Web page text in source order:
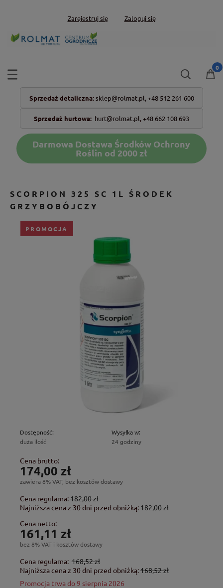
Zarejestruj się Zaloguj się
Sprzedaż detaliczna: sklep@rolmat.pl, +48 512 261 600
Sprzedaż hurtowa: hurt@rolmat.pl,+48 662 108 693
Darmowa Dostawa Środków Ochrony
Roślin od 2000 zł
SCORPION 325 SC 1L ŚRODEK
GRZYBOBÓJCZY
PROMOCJA
Dostępność:
duża ilość
Wysyłka w:
24 godziny
Cena brutto:
174,00 zł
zawiera 8% VAT, bez kosztów dostawy
Cena regularna:182,00 zł
Najniższa cena z 30 dni przed obniżką:182,00 zł
Cena netto:
161,11 zł
bez 8% VAT i kosztów dostawy
Cena regularna: 168,52 zł
Najniższa cena z 30 dni przed obniżką:168,52 zł
Promocja trwa do 9 sierpnia 2026